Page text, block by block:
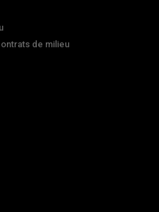
de milieu